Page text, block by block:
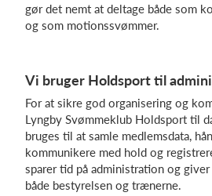
gør det nemt at deltage både som
og som motionssvømmer.
Vi bruger Holdsport til
For at sikre god organisering og
Lyngby Svømmeklub Holdsport til
bruges til at samle medlemsdata,
kommunikere med hold og
sparer tid på administration og
både bestyrelsen og trænerne.